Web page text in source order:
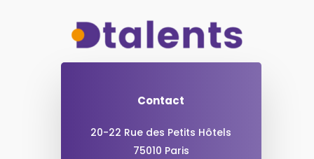
Contact
20-22 Rue des Petits Hôtels
75010 Paris